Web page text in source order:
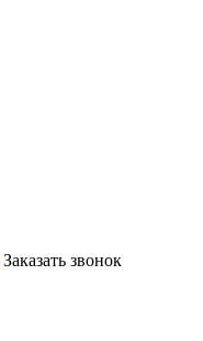
Заказать звонок